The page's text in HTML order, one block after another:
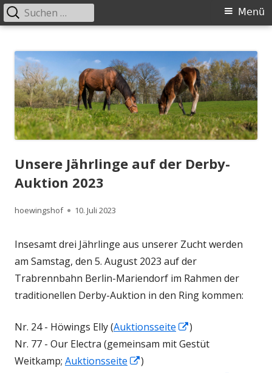
zum
Inhalt
Primäres
Menü
Suchen
nach:
Unsere Jährlinge auf der Derby-
Auktion 2023
Autor
hoewingshof
Veröffentlicht
10. Juli 2023
Insesamt drei Jährlinge aus unserer Zucht werden
am Samstag, den 5. August 2023 auf der
Trabrennbahn Berlin-Mariendorf im Rahmen der
traditionellen Derby-Auktion in den Ring kommen:
Nr. 24 - Höwings Elly (Auktionsseite
In
neuem
)
Nr. 77 - Our Electra (gemeinsam mit Gestüt
Weitkamp; Auktionsseite
In)